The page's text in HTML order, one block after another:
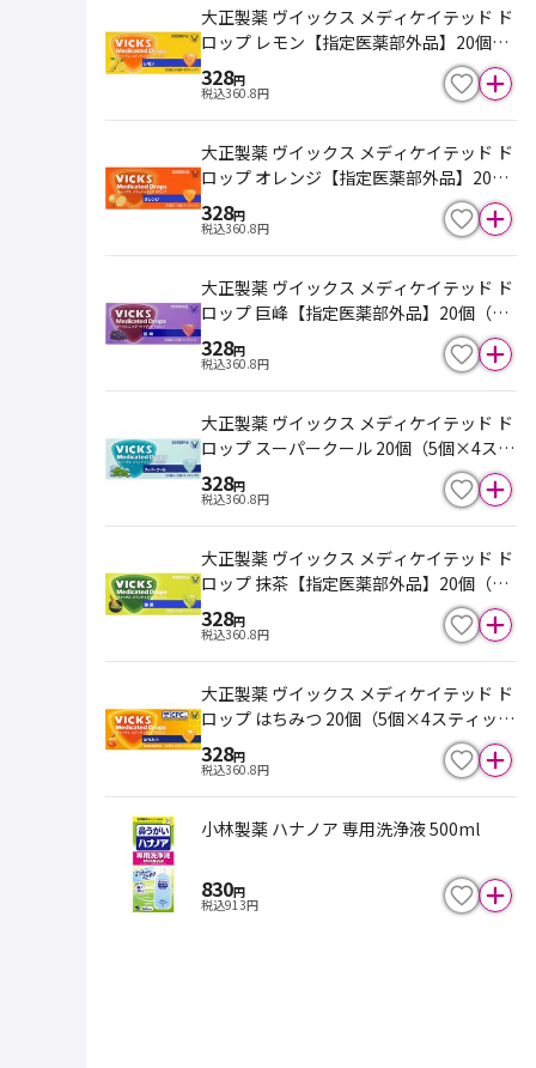
大正製薬 ヴイックス メディケイテッド ド
ロップ レモン【指定医薬部外品】20個
（5個×4スティック）
328円
税込360.8円
大正製薬 ヴイックス メディケイテッド ド
ロップ オレンジ【指定医薬部外品】20個
（5個×4スティック）
328円
税込360.8円
大正製薬 ヴイックス メディケイテッド ド
ロップ 巨峰【指定医薬部外品】20個（5
個×4スティック）
328円
税込360.8円
大正製薬 ヴイックス メディケイテッド ド
ロップ スーパークール 20個（5個×4ステ
ィック）
328円
税込360.8円
大正製薬 ヴイックス メディケイテッド ド
ロップ 抹茶【指定医薬部外品】20個（5
個×4スティック）
328円
税込360.8円
大正製薬 ヴイックス メディケイテッド ド
ロップ はちみつ 20個（5個×4スティッ
ク）【指定医薬部外品】
328円
税込360.8円
小林製薬 ハナノア 専用洗浄液 500ml
830円
税込913円